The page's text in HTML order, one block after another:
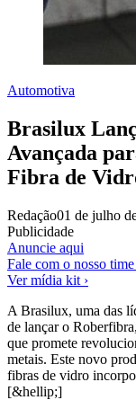
Automotiva
Brasilux
Avançada
Fibra de
Redação01 de julho
Publicidade
Anuncie aqui
Fale com o nosso
Ver mídia kit ›
A Brasilux, uma das
de lançar o
que promete
metais. Este novo
fibras de vidro
[&hellip;]